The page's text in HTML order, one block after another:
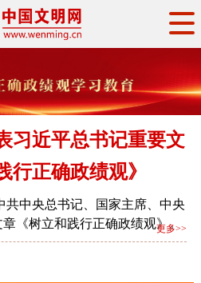
联播 地方交流
实践 文明创建
影音 文明矩阵
习近平总书记重要文
行正确政绩观》
更多>>
共中央总书记、国家主席、中央
《树立和践行正确政绩观》。